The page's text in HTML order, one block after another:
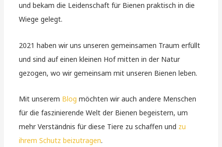
und bekam die Leidenschaft für Bienen praktisch in die
Wiege gelegt.
2021 haben wir uns unseren gemeinsamen Traum erfüllt
und sind auf einen kleinen Hof mitten in der Natur
gezogen, wo wir gemeinsam mit unseren Bienen leben.
Mit unserem Blog möchten wir auch andere Menschen
für die faszinierende Welt der Bienen begeistern, um
mehr Verständnis für diese Tiere zu schaffen und zu
ihrem Schutz beizutragen.